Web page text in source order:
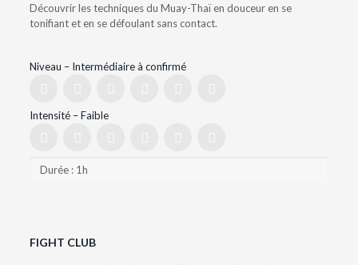
Découvrir les techniques du Muay-Thaï en douceur en se
tonifiant et en se défoulant sans contact.
Niveau – Intermédiaire à confirmé
Intensité – Faible
Durée : 1h
FIGHT CLUB